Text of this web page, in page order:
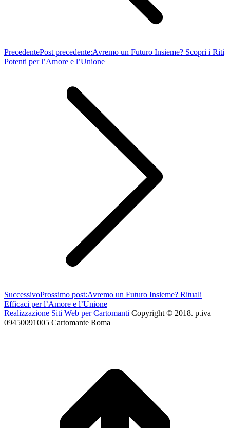
PrecedentePost precedente:Avremo un Futuro Insieme? Scopri i Riti
Potenti per l’Amore e l’Unione
SuccessivoProssimo post:Avremo un Futuro Insieme? Rituali
Efficaci per l’Amore e l’Unione
Realizzazione Siti Web per Cartomanti Copyright © 2018. p.iva
09450091005 Cartomante Roma